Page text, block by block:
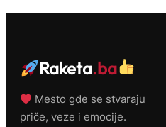
Raketa.ba
Mesto gde se stvaraju
priče, veze i emocije.